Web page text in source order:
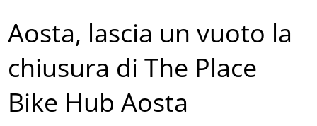
Aosta, lascia un vuoto la
chiusura di The Place
Bike Hub Aosta